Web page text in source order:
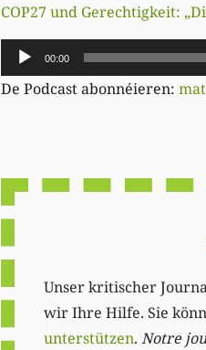
COP27 und Gerechtigkeit:
Audio-
Player
00:00
De Podcast abonnéieren:
Unser kritischer
wir Ihre Hilfe. Sie
unterstützen. Notre